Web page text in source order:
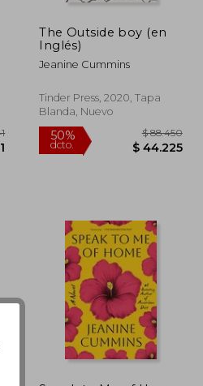
$ 83.341
$ 41.671
The Outside boy (en
Inglés)
Jeanine Cummins
Tinder Press, 2020, Tapa
Blanda, Nuevo
50%
dcto.